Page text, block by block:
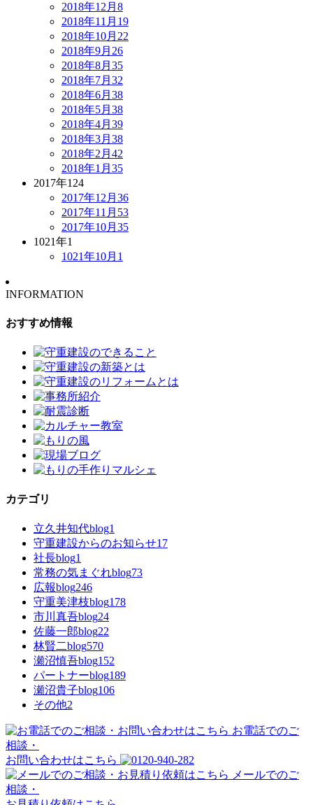
2018年12月 8
2018年11月 19
2018年10月 22
2018年9月 26
2018年8月 35
2018年7月 32
2018年6月 38
2018年5月 38
2018年4月 39
2018年3月 38
2018年2月 42
2018年1月 35
2017年124
2017年12月 36
2017年11月 53
2017年10月 35
1021年1
1021年10月 1
INFORMATION
おすすめ情報
カテゴリ
立久井知代blog1
守重建設からのお知らせ17
社長blog1
常務の気まぐれblog73
広報blog246
守重美津枝blog178
市川真吾blog24
佐藤一郎blog22
林賢二blog570
瀬沼慎吾blog152
パートナーblog189
瀬沼貴子blog106
その他2
お電話でのご
相談・
お問い合わせはこちら
メールでのご
相談・